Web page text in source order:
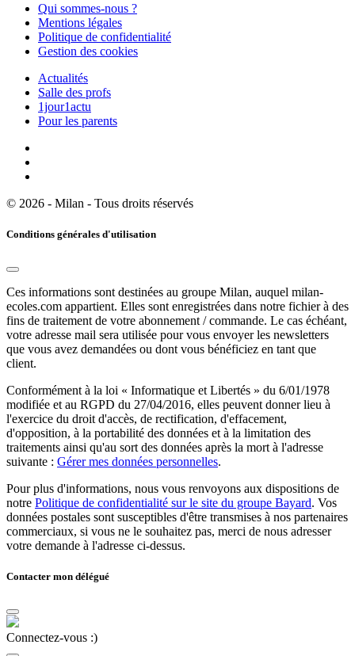
Qui sommes-nous ?
Mentions légales
Politique de confidentialité
Gestion des cookies
Actualités
Salle des profs
1jour1actu
Pour les parents
© 2026 - Milan - Tous droits réservés
Conditions générales d'utilisation
Ces informations sont destinées au groupe Milan, auquel milan-
ecoles.com appartient. Elles sont enregistrées dans notre fichier à des
fins de traitement de votre abonnement / commande. Le cas échéant,
votre adresse mail sera utilisée pour vous envoyer les newsletters
que vous avez demandées ou dont vous bénéficiez en tant que
client.
Conformément à la loi « Informatique et Libertés » du 6/01/1978
modifiée et au RGPD du 27/04/2016, elles peuvent donner lieu à
l'exercice du droit d'accès, de rectification, d'effacement,
d'opposition, à la portabilité des données et à la limitation des
traitements ainsi qu'au sort des données après la mort à l'adresse
suivante : Gérer mes données personnelles.
Pour plus d'informations, nous vous renvoyons aux dispositions de
notre Politique de confidentialité sur le site du groupe Bayard. Vos
données postales sont susceptibles d'être transmises à nos partenaires
commerciaux, si vous ne le souhaitez pas, merci de nous adresser
votre demande à l'adresse ci-dessus.
Contacter mon délégué
Connectez-vous :)